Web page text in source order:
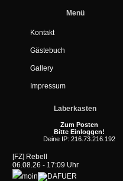
Menü
Kontakt
Gästebuch
Gallery
Impressum
Laberkasten
Zum Posten
Bitte Einloggen!
Deine IP: 216.73.216.192
[FZ] Rebell
06.08.26 - 17:09 Uhr
moin